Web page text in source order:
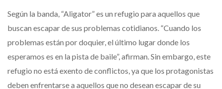
Según la banda, “Aligator” es un refugio para aquellos que
buscan escapar de sus problemas cotidianos. “Cuando los
problemas están por doquier, el último lugar donde los
esperamos es en la pista de baile”, afirman. Sin embargo, este
refugio no está exento de conflictos, ya que los protagonistas
deben enfrentarse a aquellos que no desean escapar de su